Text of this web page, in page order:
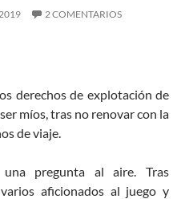
2 COMENTARIOS
derechos de explotación de
míos, tras no renovar con la
de viaje.
pregunta al aire. Tras
aficionados al juego y